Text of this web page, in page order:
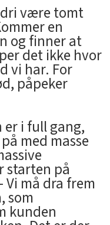
være tomt
en
og finner at
det ikke hvor
vi har. For
påpeker
er i full gang,
med masse
starten på
Vi må dra frem
som
kunden